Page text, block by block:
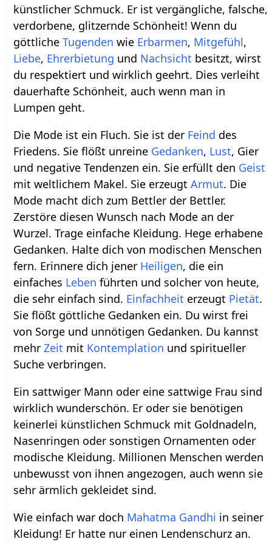
künstlicher Schmuck. Er ist vergängliche, falsche,
verdorbene, glitzernde Schönheit! Wenn du
göttlicheTugenden wie Erbarmen, Mitgefühl,
Liebe, Ehrerbietung und Nachsicht besitzt, wirst
du respektiert und wirklich geehrt. Dies verleiht
dauerhafte Schönheit, auch wenn man in
Lumpen geht.
Die Mode ist ein Fluch. Sie ist der Feind des
Friedens. Sie flößt unreine Gedanken, Lust, Gier
und negative Tendenzen ein. Sie erfüllt den Geist
mit weltlichem Makel. Sie erzeugtArmut. Die
Mode macht dich zum Bettler der Bettler.
Zerstöre diesen Wunsch nach Mode an der
Wurzel. Trage einfache Kleidung. Hege erhabene
Gedanken. Halte dich von modischen Menschen
fern. Erinnere dich jener Heiligen, die ein
einfaches Leben führten und solcher von heute,
die sehr einfach sind. Einfachheit erzeugt Pietät.
Sie flößt göttliche Gedanken ein. Du wirst frei
von Sorge und unnötigen Gedanken. Du kannst
mehrZeit mit Kontemplation und spiritueller
Suche verbringen.
Ein sattwiger Mann oder eine sattwige Frau sind
wirklich wunderschön. Er oder sie benötigen
keinerlei künstlichen Schmuck mit Goldnadeln,
Nasenringen oder sonstigen Ornamenten oder
modische Kleidung. Millionen Menschen werden
unbewusst von ihnen angezogen, auch wenn sie
sehr ärmlich gekleidet sind.
Wie einfach war doch Mahatma Gandhi in seiner
Kleidung! Er hatte nur einen Lendenschurz an.